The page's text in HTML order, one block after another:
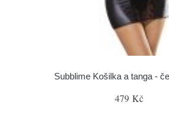
Subblime Košilka a tanga -
479 Kč